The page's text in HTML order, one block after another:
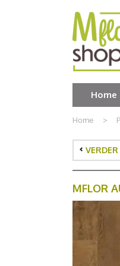
Home >
Home
MFLOR